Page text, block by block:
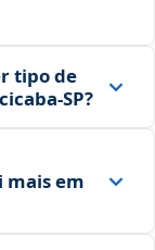
tipo de
mais em